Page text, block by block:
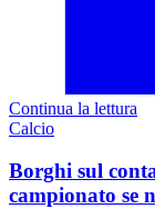
Continua la lettura
Calcio
Borghi sul
campionato se